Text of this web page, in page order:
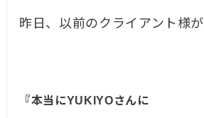
昨日、以前のクライアント様が
『本当にYUKIYOさんに